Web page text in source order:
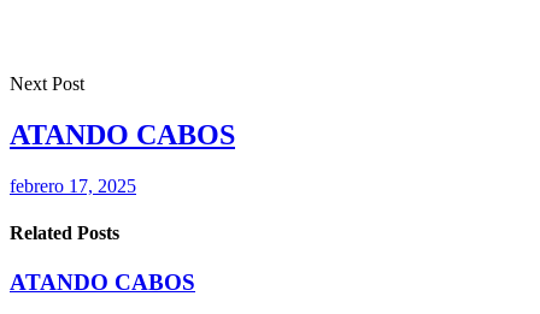
Next Post
ATANDO CABOS
febrero 17, 2025
Related Posts
ATANDO CABOS